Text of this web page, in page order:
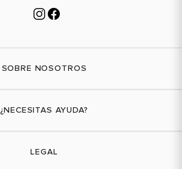
SOBRE NOSOTROS
¿NECESITAS AYUDA?
LEGAL